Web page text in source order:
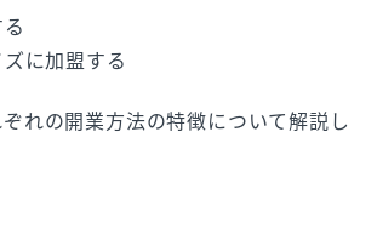
に加盟する
れの開業方法の特徴について解説し